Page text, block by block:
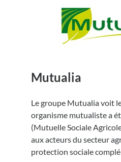
Mutualia
Le groupe Mutualia voit
organisme mutualiste a
(Mutuelle Sociale
aux acteurs du secteur
protection sociale